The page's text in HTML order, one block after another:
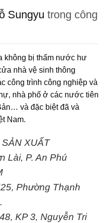
Sungyu trong công
không bị thấm nước hư
nhà vệ sinh thông
công trình công nghiệp và
nhà phố ở các nước tiên
và đặc biệt đã và
Nam.
XUẤT
Lài, P. An Phú
Phường Thạnh
KP 3, Nguyễn Tri